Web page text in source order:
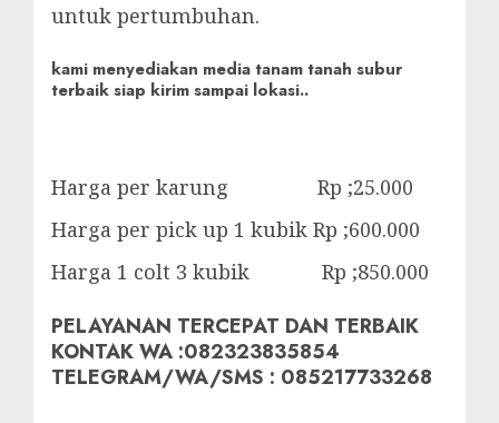
untuk pertumbuhan.
kami menyediakan media tanam tanah subur
terbaik siap kirim sampai lokasi..
Harga per karung Rp ;25.000
Harga per pick up 1 kubik Rp ;600.000
Harga 1 colt 3 kubik Rp ;850.000
PELAYANAN TERCEPAT DAN TERBAIK
KONTAK WA :082323835854
TELEGRAM/WA/SMS : 085217733268